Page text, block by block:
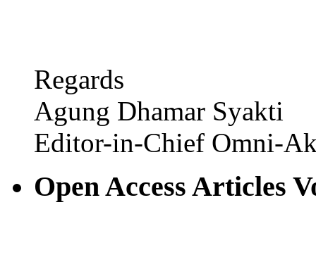
Regards
Agung Dhamar Syakti
Editor-in-Chief Omni-
Open Access Articles